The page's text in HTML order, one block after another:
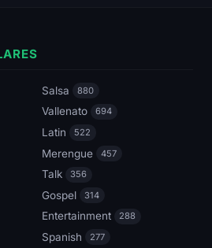
Salsa 880
Vallenato 694
Latin 522
Merengue 457
Talk 356
Gospel 314
Entertainment 288
Spanish 277